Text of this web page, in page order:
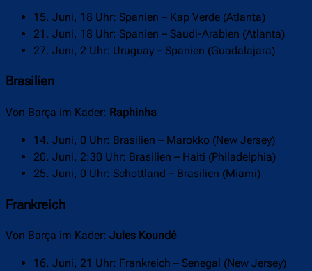
15. Juni, 18 Uhr: Spanien – Kap Verde (Atlanta)
21. Juni, 18 Uhr: Spanien – Saudi-Arabien (Atlanta)
27. Juni, 2 Uhr: Uruguay – Spanien (Guadalajara)
Brasilien
Von Barça im Kader: Raphinha
14. Juni, 0 Uhr: Brasilien – Marokko (New Jersey)
20. Juni, 2:30 Uhr: Brasilien – Haiti (Philadelphia)
25. Juni, 0 Uhr: Schottland – Brasilien (Miami)
Frankreich
Von Barça im Kader: Jules Koundé
16. Juni, 21 Uhr: Frankreich – Senegal (New Jersey)